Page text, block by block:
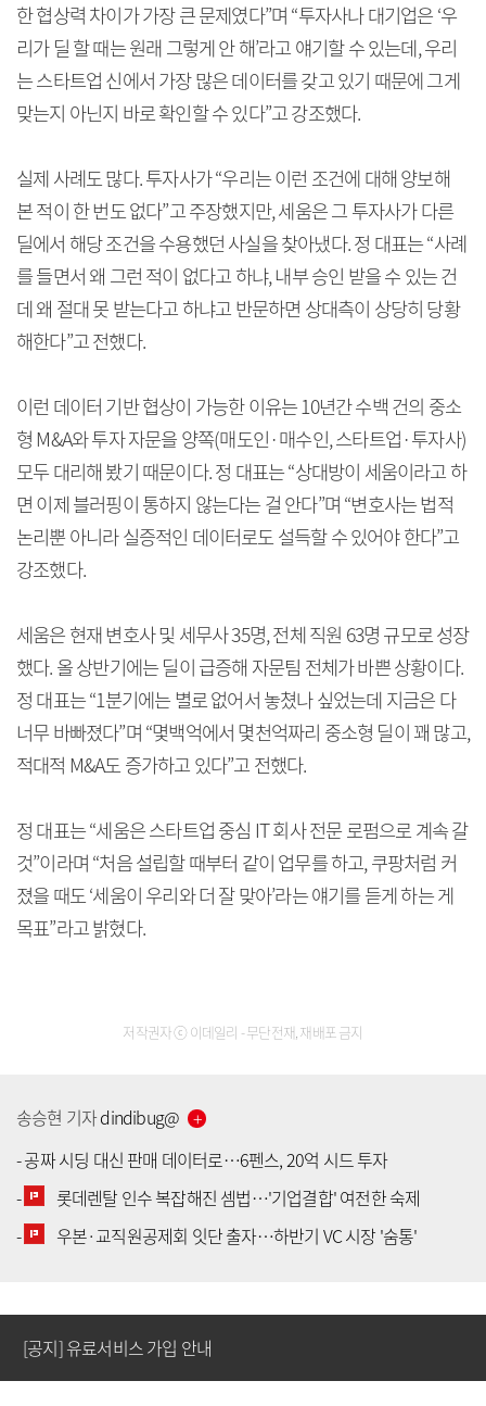
한 협상력 차이가 가장 큰 문제였다”며 “투자사나 대기업은 ‘우
리가 딜 할 때는 원래 그렇게 안 해’라고 얘기할 수 있는데, 우리
는 스타트업 신에서 가장 많은 데이터를 갖고 있기 때문에 그게
맞는지 아닌지 바로 확인할 수 있다”고 강조했다.
실제 사례도 많다. 투자사가 “우리는 이런 조건에 대해 양보해
본 적이 한 번도 없다”고 주장했지만, 세움은 그 투자사가 다른
딜에서 해당 조건을 수용했던 사실을 찾아냈다. 정 대표는 “사례
를 들면서 왜 그런 적이 없다고 하냐, 내부 승인 받을 수 있는 건
데 왜 절대 못 받는다고 하냐고 반문하면 상대측이 상당히 당황
해한다”고 전했다.
이런 데이터 기반 협상이 가능한 이유는 10년간 수백 건의 중소
형 M&A와 투자 자문을 양쪽(매도인·매수인, 스타트업·투자사)
모두 대리해 봤기 때문이다. 정 대표는 “상대방이 세움이라고 하
면 이제 블러핑이 통하지 않는다는 걸 안다”며 “변호사는 법적
논리뿐 아니라 실증적인 데이터로도 설득할 수 있어야 한다”고
강조했다.
세움은 현재 변호사 및 세무사 35명, 전체 직원 63명 규모로 성장
했다. 올 상반기에는 딜이 급증해 자문팀 전체가 바쁜 상황이다.
정 대표는 “1분기에는 별로 없어서 놓쳤나 싶었는데 지금은 다
너무 바빠졌다”며 “몇백억에서 몇천억짜리 중소형 딜이 꽤 많고,
적대적 M&A도 증가하고 있다”고 전했다.
정 대표는 “세움은 스타트업 중심 IT 회사 전문 로펌으로 계속 갈
것”이라며 “처음 설립할 때부터 같이 업무를 하고, 쿠팡처럼 커
졌을 때도 ‘세움이 우리와 더 잘 맞아’라는 얘기를 듣게 하는 게
목표”라고 밝혔다.
저작권자 ⓒ 이데일리 - 무단전재, 재배포 금지
송승현 기자dindibug@
-공짜 시딩 대신 판매 데이터로…6펜스, 20억 시드 투자
-
롯데렌탈 인수 복잡해진 셈법…'기업결합' 여전한 숙제
-
우본·교직원공제회 잇단 출자…하반기 VC 시장 '숨통'
[공지] 유료서비스 가입 안내
[공지] 유료서비스 가입 안내